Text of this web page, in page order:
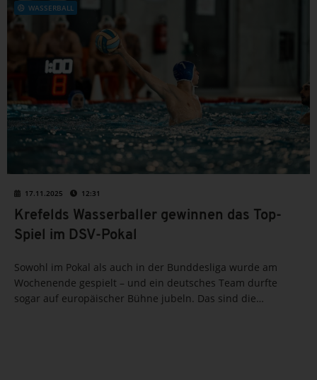
WASSERBALL
17.11.2025 12:31
Krefelds Wasserballer gewinnen das Top-
Spiel im DSV-Pokal
Sowohl im Pokal als auch in der Bunddesliga wurde am
Wochenende gespielt – und ein deutsches Team durfte
sogar auf europäischer Bühne jubeln. Das sind die